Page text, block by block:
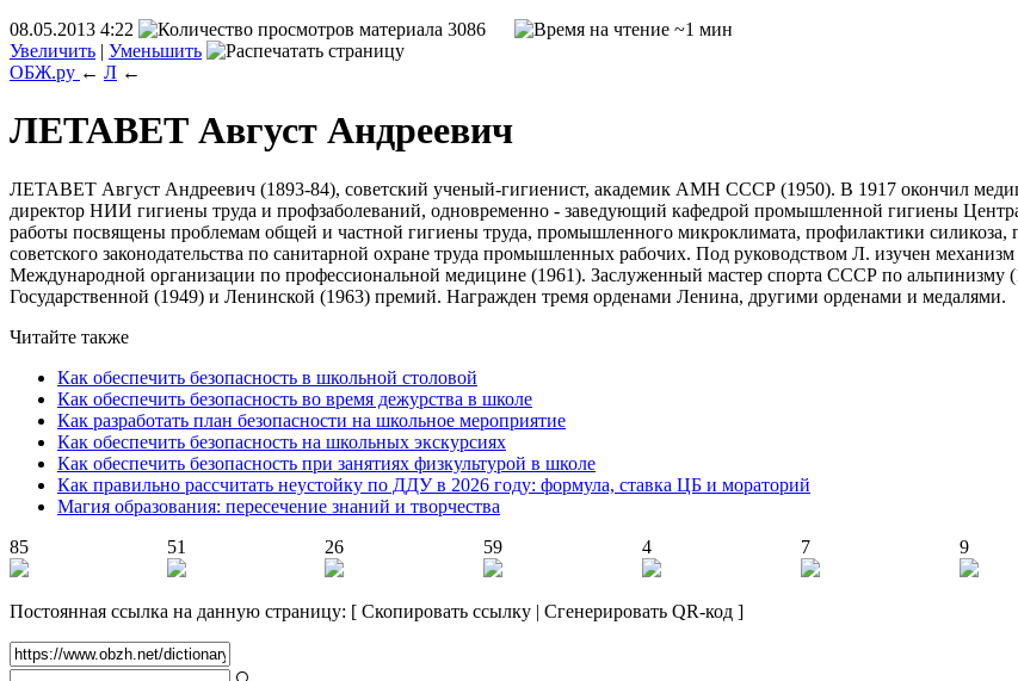
08.05.2013 4:22
3086
~1 мин
Увеличить | Уменьшить
ОБЖ.ру ← Л ←
ЛЕТАВЕТ Август Андреевич
ЛЕТАВЕТ Август Андреевич (1893-84), советский ученый-гигиенист, академик АМН СССР (1950). В 1917 окончил
директор НИИ гигиены труда и профзаболеваний, одновременно - заведующий кафедрой промышленной гигиены
работы посвящены проблемам общей и частной гигиены труда, промышленного микроклимата, профилактики силикоза,
советского законодательства по санитарной охране труда промышленных рабочих. Под руководством Л. изучен
Международной организации по профессиональной медицине (1961). Заслуженный мастер спорта СССР по
Государственной (1949) и Ленинской (1963) премий. Награжден тремя орденами Ленина, другими орденами и медалями.
Читайте также
Как обеспечить безопасность в школьной столовой
Как обеспечить безопасность во время дежурства в школе
Как разработать план безопасности на школьное мероприятие
Как обеспечить безопасность на школьных экскурсиях
Как обеспечить безопасность при занятиях физкультурой в школе
Как правильно рассчитать неустойку по ДДУ в 2026 году: формула, ставка ЦБ и мораторий
Магия образования: пересечение знаний и творчества
85
51 26 59 4 7 9
Постоянная ссылка на данную страницу: [ Скопировать ссылку | Сгенерировать QR-код ]